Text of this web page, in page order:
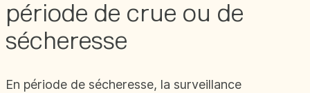
période de crue ou de
sécheresse
En période de sécheresse, la surveillance